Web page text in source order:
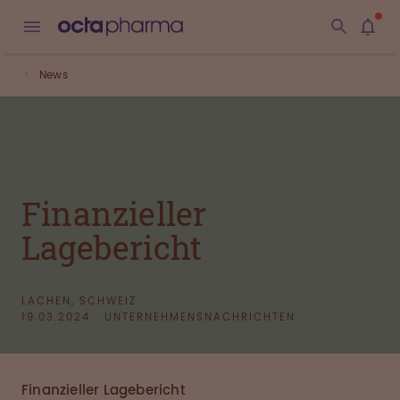
News
Finanzieller
Lagebericht
LACHEN, SCHWEIZ
19.03.2024
UNTERNEHMENSNACHRICHTEN
Finanzieller Lagebericht